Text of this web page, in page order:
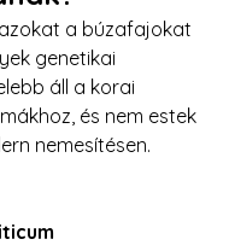
a búzafajokat
genetikai
áll a korai
és nem estek
nemesítésen.